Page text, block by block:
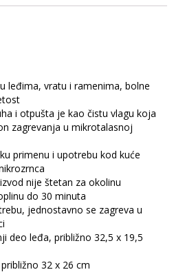
leđima, vratu i ramenima, bolne
i otpušta je kao čistu vlagu koja
zagrevanja u mikrotalasnoj
primenu i upotrebu kod kuće
nije štetan za okolinu
do 30 minuta
jednostavno se zagreva u
deo leđa, približno 32,5 x 19,5
32 x 26 cm